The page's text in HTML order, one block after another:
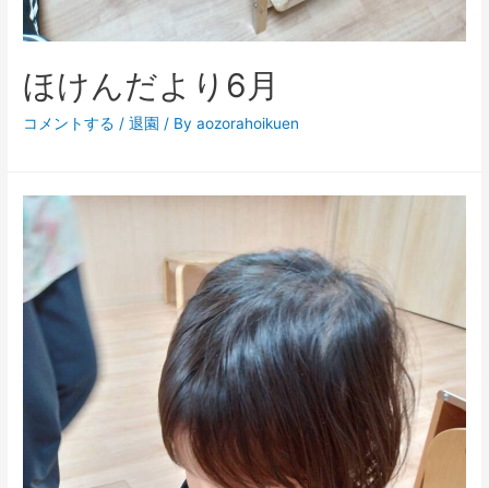
ほけんだより6月
コメントする /退園 / Byaozorahoikuen